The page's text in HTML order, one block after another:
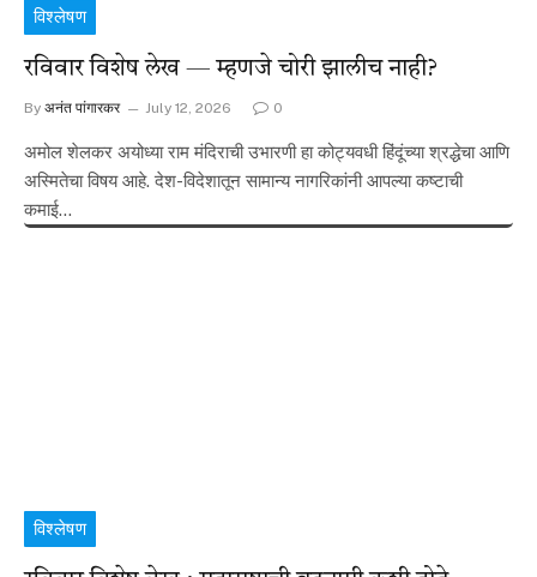
विश्लेषण
रविवार विशेष लेख — म्हणजे चोरी झालीच नाही?
By अनंत पांगारकर July 12, 2026 0
अमोल शेलकर अयोध्या राम मंदिराची उभारणी हा कोट्यवधी हिंदूंच्या श्रद्धेचा आणि
अस्मितेचा विषय आहे. देश-विदेशातून सामान्य नागरिकांनी आपल्या कष्टाची
कमाई…
विश्लेषण